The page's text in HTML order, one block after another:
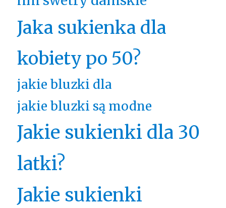
Jaka sukienka dla
kobiety po 50?
jakie bluzki dla
jakie bluzki są modne
Jakie sukienki dla 30
latki?
Jakie sukienki